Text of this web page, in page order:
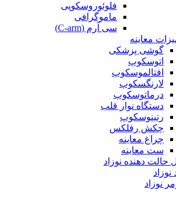
فلوئوروسکوپی
ماموگرافی
سی آرم (C-arm)
معاینه
گوشی پزشکی
اتوسکوپ
افتالموسکوپ
لارنگسکوپ
درماتوسکوپ
دستگاه نوار قلب
رتینوسکوپ
چکش رفلکس
چراغ معاینه
ست معاینه
حالت دهنده نوزاد
نوزاد
نوزاد